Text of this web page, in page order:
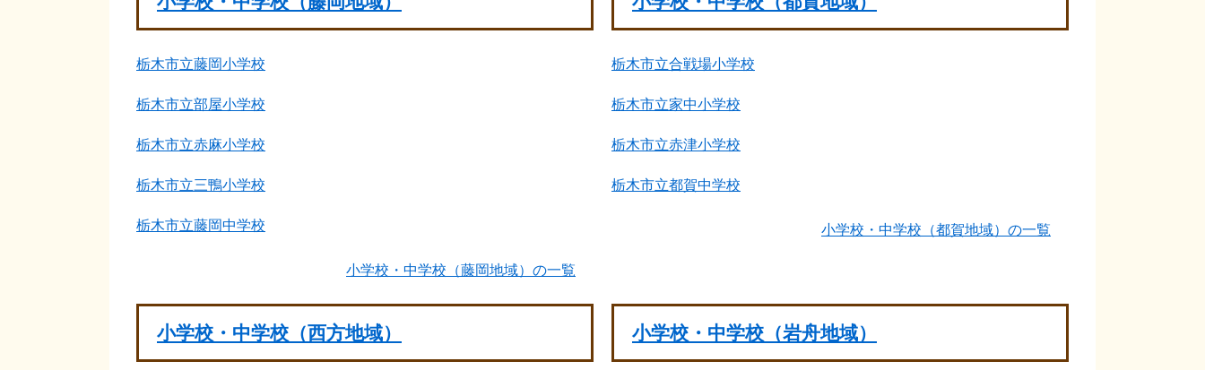
栃木市立藤岡小学校
栃木市立部屋小学校
栃木市立赤麻小学校
栃木市立三鴨小学校
栃木市立藤岡中学校
小学校・中学校（藤岡地域）の一覧
栃木市立合戦場小学校
栃木市立家中小学校
栃木市立赤津小学校
栃木市立都賀中学校
小学校・中学校（都賀地域）の一覧
小学校・中学校（西方地域） 小学校・中学校（岩舟地域）